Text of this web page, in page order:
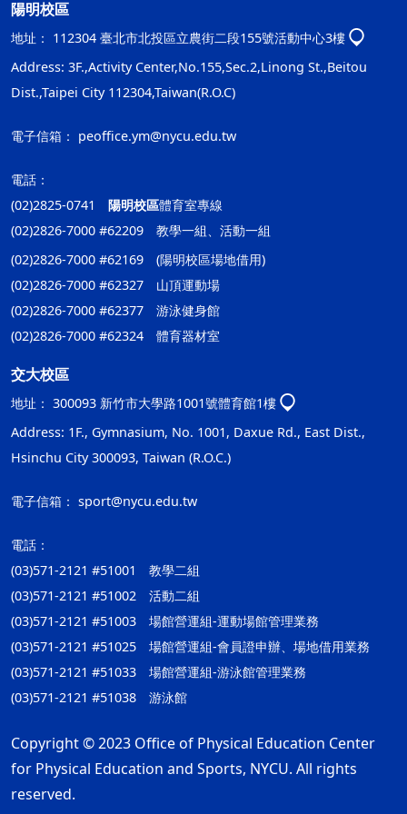
陽明校區
地址： 112304 臺北市北投區立農街二段155號活動中心3樓
Address: 3F.,Activity Center,No.155,Sec.2,Linong St.,Beitou
Dist.,Taipei City 112304,Taiwan(R.O.C)
電子信箱： peoffice.ym@nycu.edu.tw
電話：
(02)2825-0741 陽明校區體育室專線
(02)2826-7000 #62209 教學一組、活動一組
(02)2826-7000 #62169 (陽明校區場地借用)
(02)2826-7000 #62327 山頂運動場
(02)2826-7000 #62377 游泳健身館
(02)2826-7000 #62324 體育器材室
交大校區
地址： 300093 新竹市大學路1001號體育館1樓
Address: 1F., Gymnasium, No. 1001, Daxue Rd., East Dist.,
Hsinchu City 300093, Taiwan (R.O.C.)
電子信箱： sport@nycu.edu.tw
電話：
(03)571-2121 #51001 教學二組
(03)571-2121 #51002 活動二組
(03)571-2121 #51003 場館營運組-運動場館管理業務
(03)571-2121 #51025 場館營運組-會員證申辦、場地借用業務
(03)571-2121 #51033 場館營運組-游泳館管理業務
(03)571-2121 #51038 游泳館
Copyright © 2023 Office of Physical Education Center
for Physical Education and Sports, NYCU. All rights
reserved.